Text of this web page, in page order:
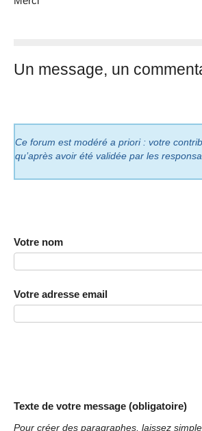
Un message, un
Ce forum est modéré a priori : votre
qu’après avoir été validée par les
Votre nom
Votre adresse email
Texte de votre message (obligatoire)
Pour créer des paragraphes, laissez